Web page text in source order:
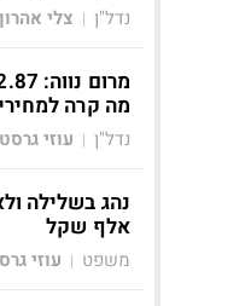
נדל"ן | צלי אהרון
מה קרה
נדל"ן | עוזי
אלף שקל
משפט | עוזי